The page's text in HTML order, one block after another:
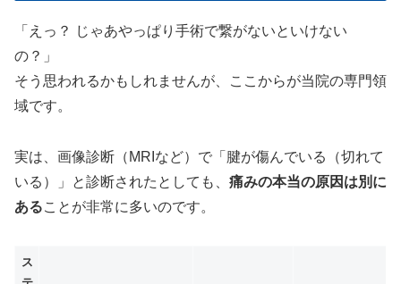
「えっ？ じゃあやっぱり手術で繋がないといけない
の？」
そう思われるかもしれませんが、ここからが当院の専門領
域です。
実は、画像診断（MRIなど）で「腱が傷んでいる（切れて
いる）」と診断されたとしても、 痛みの本当の原因は別に
あることが非常に多いのです。
ス